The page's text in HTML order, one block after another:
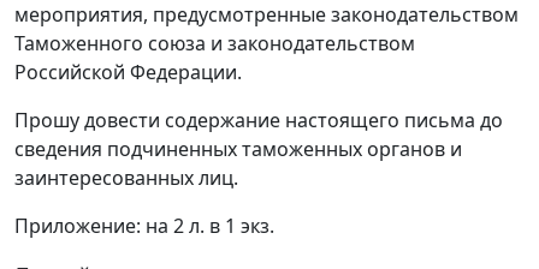
мероприятия, предусмотренные законодательством
Таможенного союза и законодательством
Российской Федерации.
Прошу довести содержание настоящего письма до
сведения подчиненных таможенных органов и
заинтересованных лиц.
Приложение: на 2 л. в 1 экз.